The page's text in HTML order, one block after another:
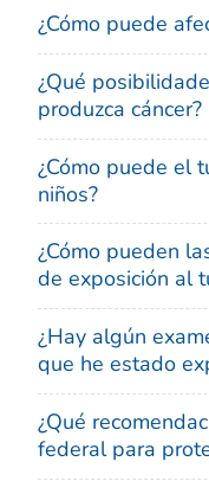
¿Cómo puede
¿Qué
produzca cáncer?
¿Cómo puede el
niños?
¿Cómo pueden
de exposición al
¿Hay algún
que he estado
¿Qué
federal para